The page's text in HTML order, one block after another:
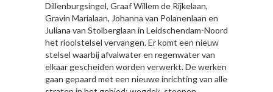
Dillenburgsingel, Graaf Willem de Rijkelaan,
Gravin Marialaan, Johanna van Polanenlaan en
Juliana van Stolberglaan in Leidschendam-Noord
het rioolstelsel vervangen. Er komt een nieuw
stelsel waarbij afvalwater en regenwater van
elkaar gescheiden worden verwerkt. De werken
gaan gepaard met een nieuwe inrichting van alle